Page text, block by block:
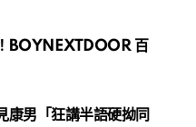
BOYNEXTDOOR 百
康男「狂講半語硬拗同